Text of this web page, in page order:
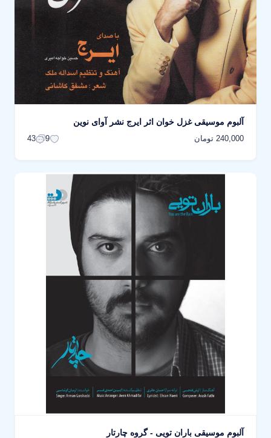
آلبوم موسیقی غزل خوان اثر ایرج نشر آوای نوین
240,000 تومان 9
43
آلبوم موسیقی باران تویی - گروه چارتار